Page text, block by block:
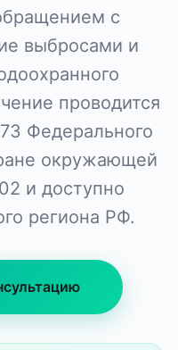
с
выбросами и
проводится
Федерального
окружающей
и доступно
региона РФ.